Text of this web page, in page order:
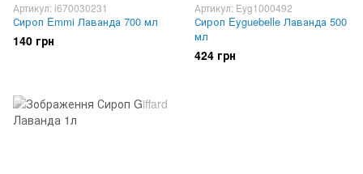
Артикул: i670030231
Сироп Emmi Лаванда 700 мл
140 грн
Артикул: Eyg1000492
Сироп Eyguebelle Лаванда 500
мл
424 грн